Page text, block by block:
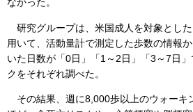
なかった。
研究グループは、米国成人を対象とし
用いて、活動量計で測定した歩数の情報
いた日数が「0日」「1～2日」「3～7日
クをそれぞれ調べた。
その結果、週に8,000歩以上のウォーキ